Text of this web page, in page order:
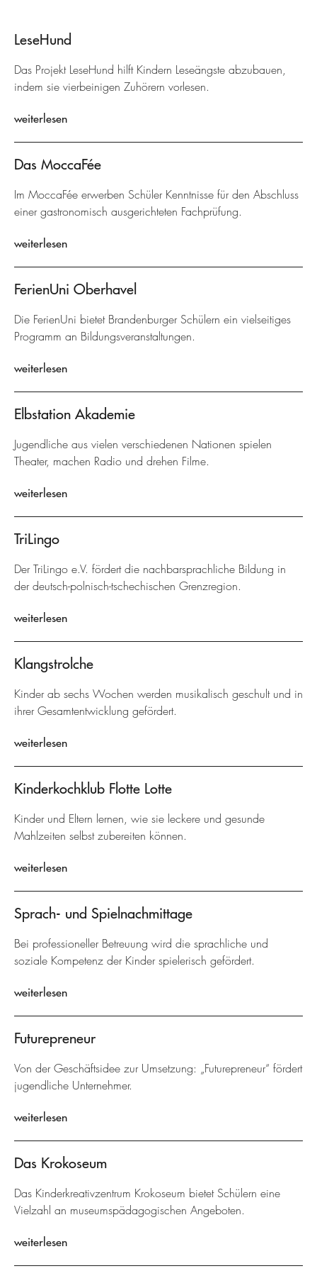
LeseHund
Das Projekt LeseHund hilft Kindern Leseängste abzubauen,
indem sie vierbeinigen Zuhörern vorlesen.
weiterlesen
Das MoccaFée
Im MoccaFée erwerben Schüler Kenntnisse für den Abschluss
einer gastronomisch ausgerichteten Fachprüfung.
weiterlesen
FerienUni Oberhavel
Die FerienUni bietet Brandenburger Schülern ein vielseitiges
Programm an Bildungsveranstaltungen.
weiterlesen
Elbstation Akademie
Jugendliche aus vielen verschiedenen Nationen spielen
Theater, machen Radio und drehen Filme.
weiterlesen
TriLingo
Der TriLingo e.V. fördert die nachbarsprachliche Bildung in
der deutsch-polnisch-tschechischen Grenzregion.
weiterlesen
Klangstrolche
Kinder ab sechs Wochen werden musikalisch geschult und in
ihrer Gesamtentwicklung gefördert.
weiterlesen
Kinderkochklub Flotte Lotte
Kinder und Eltern lernen, wie sie leckere und gesunde
Mahlzeiten selbst zubereiten können.
weiterlesen
Sprach- und Spielnachmittage
Bei professioneller Betreuung wird die sprachliche und
soziale Kompetenz der Kinder spielerisch gefördert.
weiterlesen
Futurepreneur
Von der Geschäftsidee zur Umsetzung: „Futurepreneur“ fördert
jugendliche Unternehmer.
weiterlesen
Das Krokoseum
Das Kinderkreativzentrum Krokoseum bietet Schülern eine
Vielzahl an museumspädagogischen Angeboten.
weiterlesen